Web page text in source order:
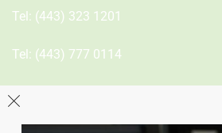
Tel: (443) 323 1201
Tel: (443) 777 0114